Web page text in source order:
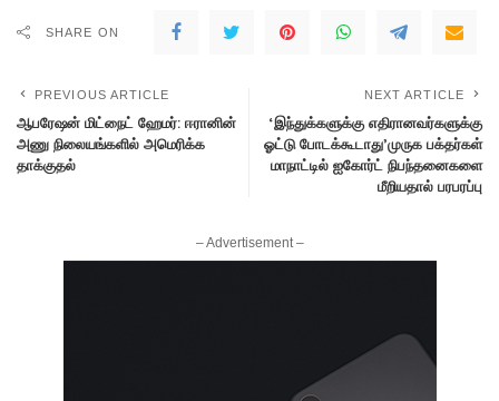
SHARE ON
PREVIOUS ARTICLE
ஆபரேஷன் மிட்நைட் ஹேமர்: ஈரானின்
அணு நிலையங்களில் அமெரிக்க
தாக்குதல்
NEXT ARTICLE
‘இந்துக்களுக்கு எதிரானவர்களுக்கு
ஓட்டு போடக்கூடாது’முருக பக்தர்கள்
மாநாட்டில் ஐகோர்ட் நிபந்தனைகளை
மீறியதால் பரபரப்பு
– Advertisement –